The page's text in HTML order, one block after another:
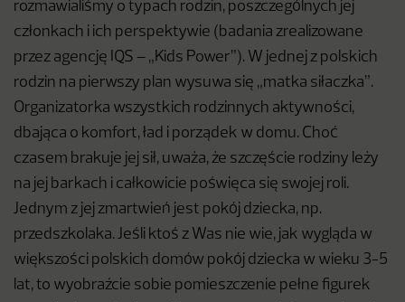
rozmawialiśmy o typach rodzin, poszczególnych jej
członkach i ich perspektywie (badania zrealizowane
przez agencję IQS – „Kids Power”). W jednej z polskich
rodzin na pierwszy plan wysuwa się „matka siłaczka”.
Organizatorka wszystkich rodzinnych aktywności,
dbająca o komfort, ład i porządek w domu. Choć
czasem brakuje jej sił, uważa, że szczęście rodziny leży
na jej barkach i całkowicie poświęca się swojej roli.
Jednym z jej zmartwień jest pokój dziecka, np.
przedszkolaka. Jeśli ktoś z Was nie wie, jak wygląda w
większości polskich domów pokój dziecka w wieku 3-5
lat, to wyobraźcie sobie pomieszczenie pełne figurek